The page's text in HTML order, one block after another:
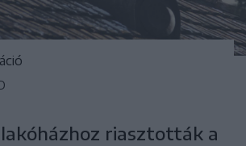
riasztották a